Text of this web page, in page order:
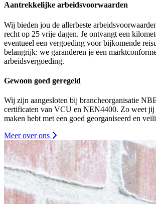
Aantrekkelijke arbeidsvoorwaarden
Wij bieden jou de allerbeste
recht op 25 vrije dagen. Je ontvangt een
eventueel een vergoeding voor bijkomende
belangrijk: we garanderen je een
arbeidsvergoeding.
Gewoon goed geregeld
Wij zijn aangesloten bij brancheorganisatie
certificaten van VCU en NEN4400. Zo weet jij
maken hebt met een goed georganiseerd en
Meer over ons